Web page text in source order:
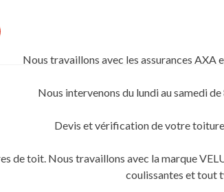
Google+Nous travaillons avec les assurances AXA
Nous intervenons du lundi au samedi
Devis et vérification de votre
de toit. Nous travaillons avec la marque
coulissantes et tout